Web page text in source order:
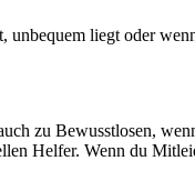
liegt oder
zu Bewusstlosen,
Helfer. Wenn du